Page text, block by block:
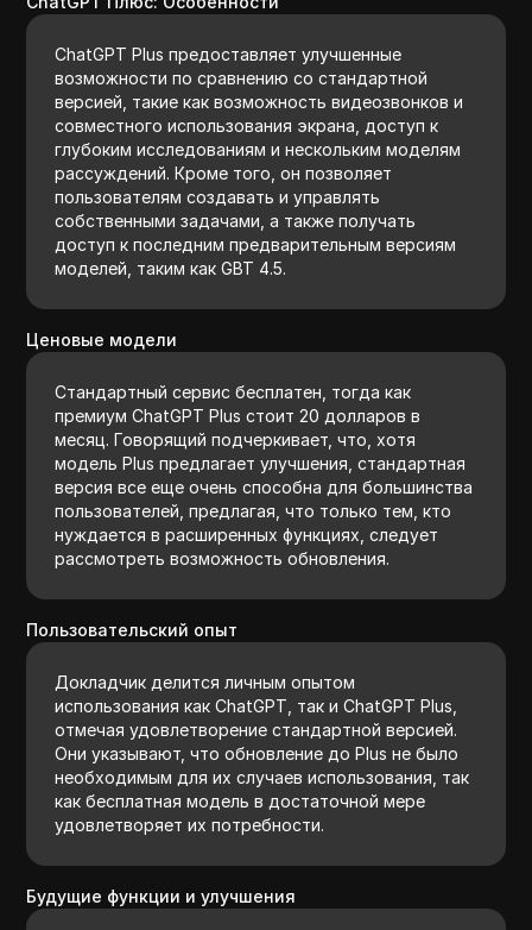
ChatGPT Plus предоставляет улучшенные
возможности по сравнению со стандартной
версией, такие как возможность видеозвонков и
совместного использования экрана, доступ к
глубоким исследованиям и нескольким моделям
рассуждений. Кроме того, он позволяет
пользователям создавать и управлять
собственными задачами, а также получать
доступ к последним предварительным версиям
моделей, таким как GBT 4.5.
Ценовые модели
Стандартный сервис бесплатен, тогда как
премиум ChatGPT Plus стоит 20 долларов в
месяц. Говорящий подчеркивает, что, хотя
модель Plus предлагает улучшения, стандартная
версия все еще очень способна для большинства
пользователей, предлагая, что только тем, кто
нуждается в расширенных функциях, следует
рассмотреть возможность обновления.
Пользовательский опыт
Докладчик делится личным опытом
использования как ChatGPT, так и ChatGPT Plus,
отмечая удовлетворение стандартной версией.
Они указывают, что обновление до Plus не было
необходимым для их случаев использования, так
как бесплатная модель в достаточной мере
удовлетворяет их потребности.
Будущие функции и улучшения